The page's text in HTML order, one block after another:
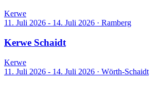
Kerwe
11. Juli 2026 - 14. Juli 2026 · Ramberg
Kerwe Schaidt
Kerwe
11. Juli 2026 - 14. Juli 2026 · Wörth-Schaidt